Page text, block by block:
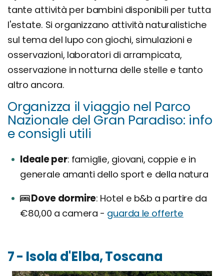
tante attività per bambini disponibili per tutta
l'estate. Si organizzano attività naturalistiche
sul tema del lupo con giochi, simulazioni e
osservazioni, laboratori di arrampicata,
osservazione in notturna delle stelle e tanto
altro ancora.
Organizza il viaggio nel Parco
Nazionale del Gran Paradiso: info
e consigli utili
Ideale per famiglie, giovani, coppie e in
generale amanti dello sport e della natura
Dove dormire Hotel e b&b a partire da
€80,00 a camera - guarda le offerte
7 - Isola d'Elba, Toscana